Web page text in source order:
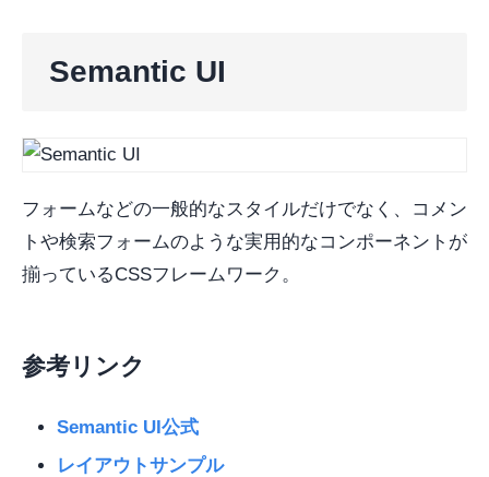
Semantic UI
フォームなどの一般的なスタイルだけでなく、コメン
トや検索フォームのような実用的なコンポーネントが
揃っているCSSフレームワーク。
参考リンク
Semantic UI公式
レイアウトサンプル